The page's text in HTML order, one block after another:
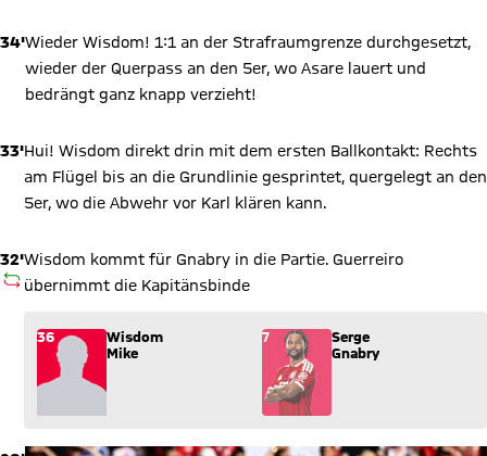
34'Wieder Wisdom! 1:1 an der Strafraumgrenze durchgesetzt,
wieder der Querpass an den 5er, wo Asare lauert und
bedrängt ganz knapp verzieht!
33'Hui! Wisdom direkt drin mit dem ersten Ballkontakt: Rechts
am Flügel bis an die Grundlinie gesprintet, quergelegt an den
5er, wo die Abwehr vor Karl klären kann.
32'
AUSWECHSLUNG
Wisdom kommt für Gnabry in die Partie. Guerreiro
übernimmt die Kapitänsbinde
Wechsel: Wisdom Mike (36) kommt für Serge Gnabry (7) ins
36
Wisdom
Mike
7
Serge
Gnabry